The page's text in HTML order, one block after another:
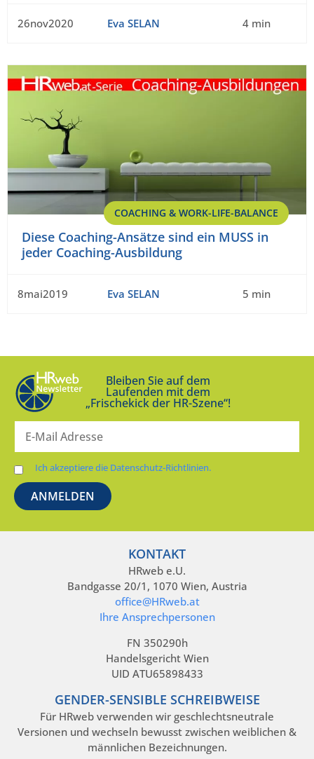
26nov2020 Eva SELAN 4 min
COACHING & WORK-LIFE-BALANCE
Diese Coaching-Ansätze sind ein MUSS in
jeder Coaching-Ausbildung
8mai2019 Eva SELAN 5 min
Bleiben Sie auf dem
Laufenden mit dem
„Frischekick der HR-Szene“!
Ich akzeptiere die Datenschutz-Richtlinien.
KONTAKT
HRweb e.U.
Bandgasse 20/1, 1070 Wien, Austria
office@HRweb.at
Ihre Ansprechpersonen
FN 350290h
Handelsgericht Wien
UID ATU65898433
GENDER-SENSIBLE SCHREIBWEISE
Für HRweb verwenden wir geschlechtsneutrale
Versionen und wechseln bewusst zwischen weiblichen &
männlichen Bezeichnungen.